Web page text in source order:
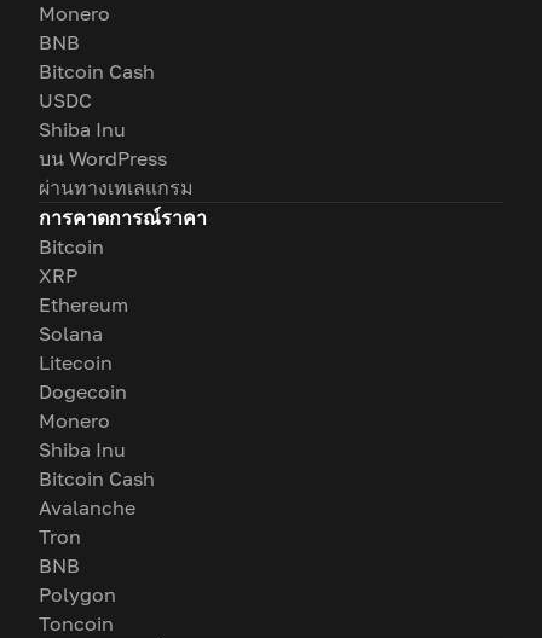
Monero
BNB
Bitcoin Cash
USDC
Shiba Inu
บน WordPress
ผ่านทางเทเลแกรม
การคาดการณ์ราคา
Bitcoin
XRP
Ethereum
Solana
Litecoin
Dogecoin
Monero
Shiba Inu
Bitcoin Cash
Avalanche
Tron
BNB
Polygon
Toncoin